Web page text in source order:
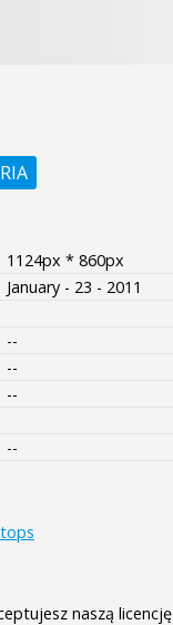
1124px * 860px
January - 23 - 2011
--
--
--
--
naszą licencję